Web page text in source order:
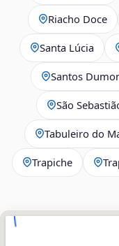
Riacho Doce
Santa Lúcia
Santos
São
Tabuleiro do
Trapiche